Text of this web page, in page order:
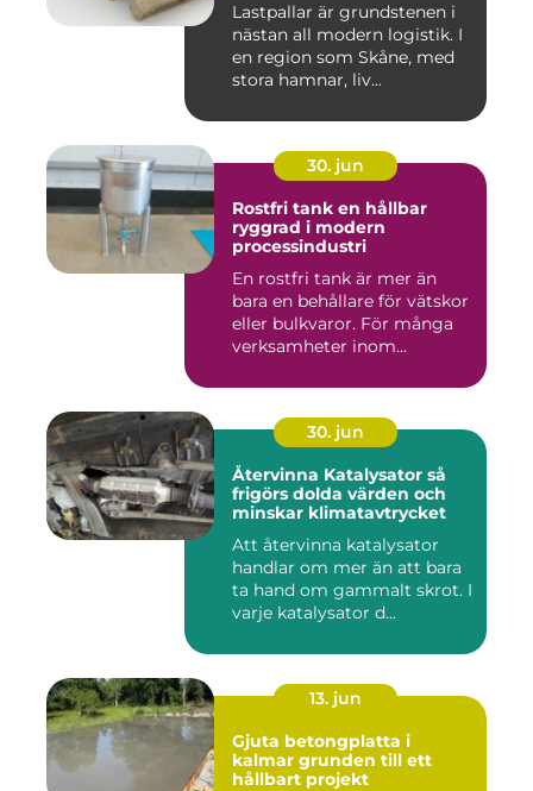
Lastpallar är grundstenen i
nästan all modern logistik. I
en region som Skåne, med
stora hamnar, liv...
30. jun
Rostfri tank en hållbar
ryggrad i modern
processindustri
En rostfri tank är mer än
bara en behållare för vätskor
eller bulkvaror. För många
verksamheter inom...
30. jun
Återvinna Katalysator så
frigörs dolda värden och
minskar klimatavtrycket
Att återvinna katalysator
handlar om mer än att bara
ta hand om gammalt skrot. I
varje katalysator d...
13. jun
Gjuta betongplatta i
kalmar grunden till ett
hållbart projekt